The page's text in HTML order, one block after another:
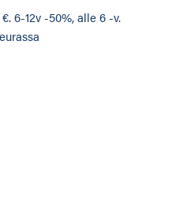
6-12v -50%, alle 6 -v.